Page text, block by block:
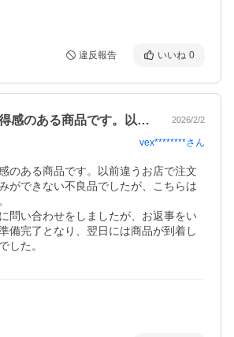
違反報告 いいね 0
このお値段でお得感のある商品です。以前… 2026/2/2
vex********さん
のある商品です。以前違うお店で注文
ができない不良品でしたが、こちらは
問い合わせをしましたが、お返事をい
備完了となり、翌日には商品が到着し
した。